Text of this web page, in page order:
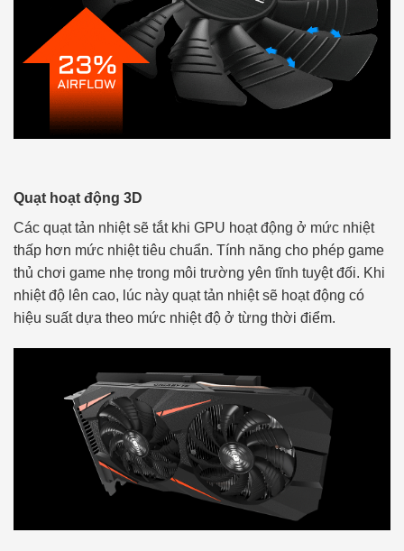
Quạt hoạt động 3D
Các quạt tản nhiệt sẽ tắt khi GPU hoạt động ở mức nhiệt
thấp hơn mức nhiệt tiêu chuẩn. Tính năng cho phép game
thủ chơi game nhẹ trong môi trường yên tĩnh tuyệt đối. Khi
nhiệt độ lên cao, lúc này quạt tản nhiệt sẽ hoạt động có
hiệu suất dựa theo mức nhiệt độ ở từng thời điểm.